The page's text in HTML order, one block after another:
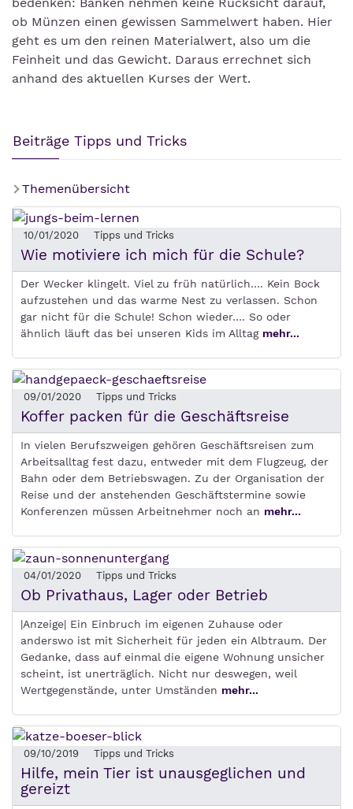
ob Münzen einen gewissen Sammelwert haben. Hier
geht es um den reinen Materialwert, also um die
Feinheit und das Gewicht. Daraus errechnet sich
anhand des aktuellen Kurses der Wert.
Beiträge Tipps und Tricks
Themenübersicht
10/01/2020 Tipps und Tricks
Wie motiviere ich mich für die Schule?
Der Wecker klingelt. Viel zu früh natürlich…. Kein Bock
aufzustehen und das warme Nest zu verlassen. Schon
gar nicht für die Schule! Schon wieder…. So oder
ähnlich läuft das bei unseren Kids im Alltag mehr...
09/01/2020 Tipps und Tricks
Koffer packen für die Geschäftsreise
In vielen Berufszweigen gehören Geschäftsreisen zum
Arbeitsalltag fest dazu, entweder mit dem Flugzeug, der
Bahn oder dem Betriebswagen. Zu der Organisation der
Reise und der anstehenden Geschäftstermine sowie
Konferenzen müssen Arbeitnehmer noch an mehr...
04/01/2020 Tipps und Tricks
Ob Privathaus, Lager oder Betrieb
|Anzeige| Ein Einbruch im eigenen Zuhause oder
anderswo ist mit Sicherheit für jeden ein Albtraum. Der
Gedanke, dass auf einmal die eigene Wohnung unsicher
scheint, ist unerträglich. Nicht nur deswegen, weil
Wertgegenstände, unter Umständen mehr...
09/10/2019 Tipps und Tricks
Hilfe, mein Tier ist unausgeglichen und
gereizt